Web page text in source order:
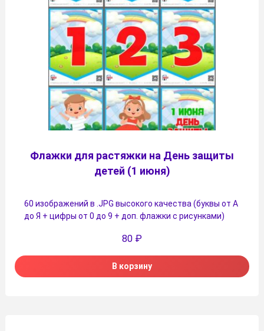
Флажки для растяжки на День защиты
детей (1 июня)
60 изображений в .JPG высокого качества (буквы от А
до Я + цифры от 0 до 9 + доп. флажки с рисунками)
80 ₽
В корзину